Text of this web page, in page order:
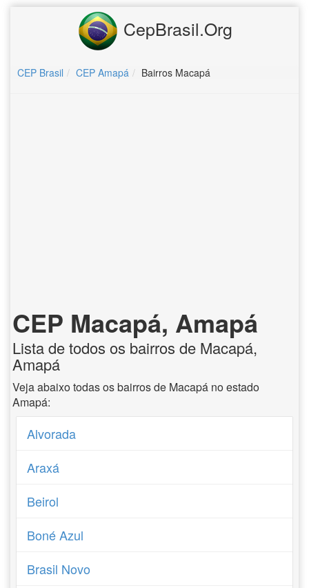
CepBrasil.Org
CEP Brasil CEP Amapá Bairros Macapá
CEP Macapá, Amapá
Lista de todos os bairros de Macapá,
Amapá
Veja abaixo todas os bairros de Macapá no estado
Amapá:
Alvorada
Araxá
Beirol
Boné Azul
Brasil Novo